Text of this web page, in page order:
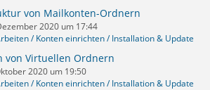
von Mailkonten-Ordnern
2020 um 17:44
/ Konten einrichten / Installation & Update
von Virtuellen Ordnern
2020 um 19:50
/ Konten einrichten / Installation & Update